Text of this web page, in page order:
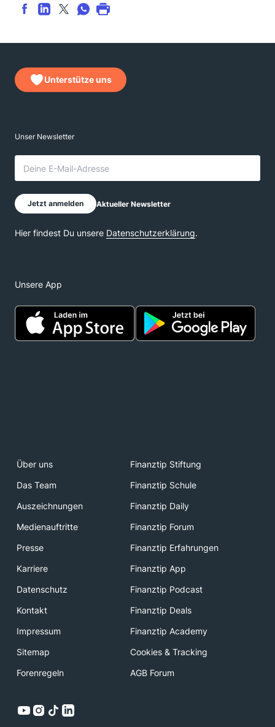
Unterstütze uns
Unsere App
Über uns
Finanztip Stiftung
Das Team
Finanztip Schule
Auszeichnungen
Finanztip Daily
Medienauftritte
Finanztip Forum
Presse
Finanztip Erfahrungen
Karriere
Finanztip App
Datenschutz
Finanztip Podcast
Kontakt
Finanztip Deals
Impressum
Finanztip Academy
Sitemap
Cookies & Tracking
Forenregeln
AGB Forum